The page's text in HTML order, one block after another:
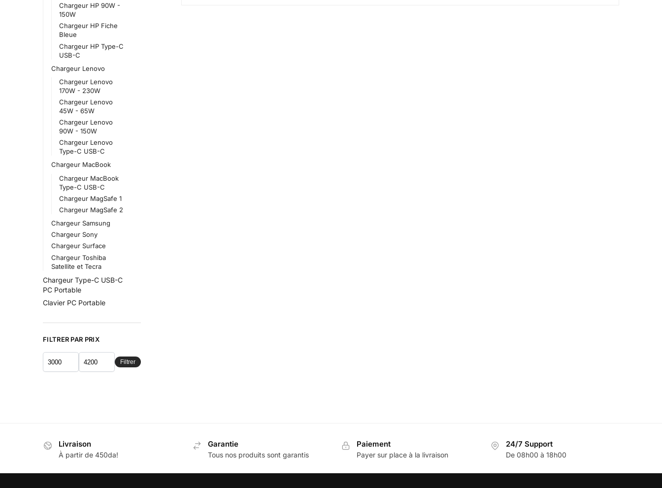
Chargeur HP 90W -
150W
Chargeur HP Fiche
Bleue
Chargeur HP Type-C
USB-C
Chargeur Lenovo
Chargeur Lenovo
170W - 230W
Chargeur Lenovo
45W - 65W
Chargeur Lenovo
90W - 150W
Chargeur Lenovo
Type-C USB-C
Chargeur MacBook
Chargeur MacBook
Type-C USB-C
Chargeur MagSafe 1
Chargeur MagSafe 2
Chargeur Samsung
Chargeur Sony
Chargeur Surface
Chargeur Toshiba
Satellite et Tecra
Chargeur Type-C USB-C
PC Portable
Clavier PC Portable
FILTRER PAR PRIX
Filtrer
Livraison
À partir de 450da!
Garantie
Tous nos produits sont garantis
Paiement
Payer sur place à la livraison
24/7 Support
De 08h00 à 18h00